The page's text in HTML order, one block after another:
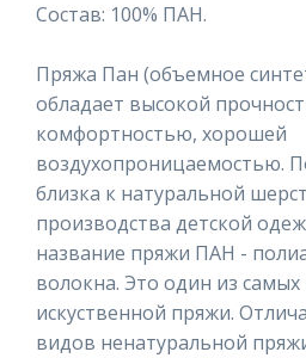
Состав: 100% ПАН.
Пряжа Пан (объемное
обладает высокой
комфортностью, хорошей
воздухопроницаемостью.
близка к натуральной
производства детской
название пряжи ПАН -
волокна. Это один из
искуственной пряжи.
видов ненатуральной